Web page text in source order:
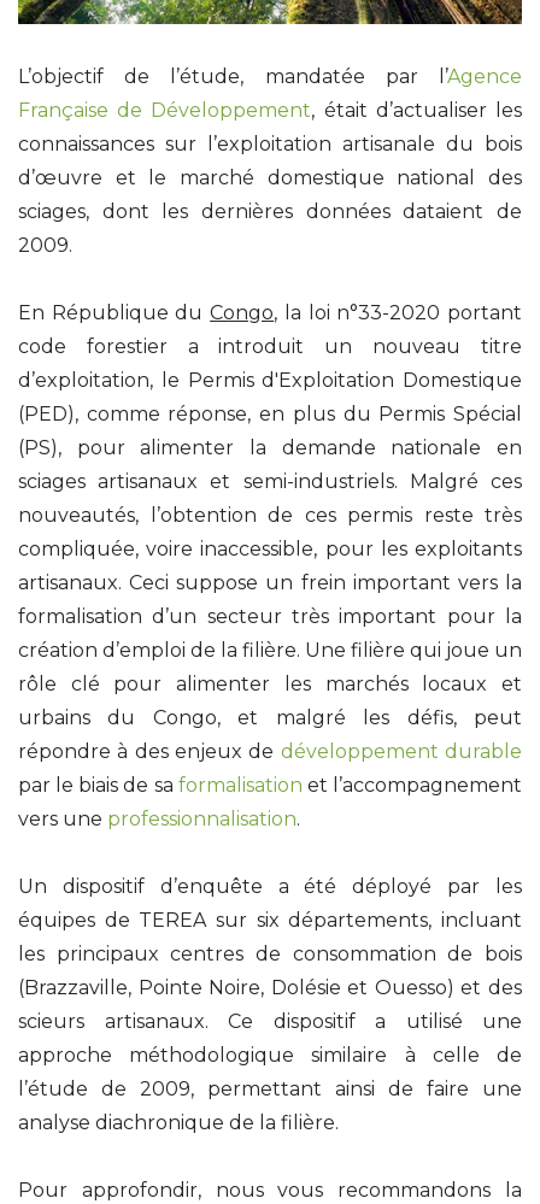
L’objectif de l’étude, mandatée par l’Agence
Française de Développement, était d’actualiser les
connaissances sur l’exploitation artisanale du bois
d’œuvre et le marché domestique national des
sciages, dont les dernières données dataient de
2009.
En République duCongo, la loi n°33-2020 portant
code forestier a introduit un nouveau titre
d’exploitation, le Permis d'Exploitation Domestique
(PED), comme réponse, en plus du Permis Spécial
(PS), pour alimenter la demande nationale en
sciages artisanaux et semi-industriels. Malgré ces
nouveautés, l’obtention de ces permis reste très
compliquée, voire inaccessible, pour les exploitants
artisanaux. Ceci suppose un frein important vers la
formalisation d’un secteur très important pour la
création d’emploi de la filière. Une filière qui joue un
rôle clé pour alimenter les marchés locaux et
urbains du Congo, et malgré les défis, peut
répondre à des enjeux de développement durable
par le biais de sa formalisation et l’accompagnement
vers une professionnalisation.
Un dispositif d’enquête a été déployé par les
équipes de TEREA sur six départements, incluant
les principaux centres de consommation de bois
(Brazzaville, Pointe Noire, Dolésie et Ouesso) et des
scieurs artisanaux. Ce dispositif a utilisé une
approche méthodologique similaire à celle de
l’étude de 2009, permettant ainsi de faire une
analyse diachronique de la filière.
Pour approfondir, nous vous recommandons la